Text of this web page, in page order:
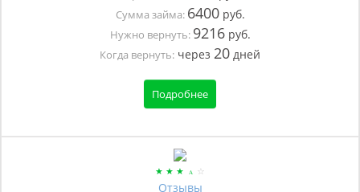
Сумма займа: 6400руб.
Нужно вернуть: 9216руб.
Когда вернуть: через 20 дней
Подробнее
Отзывы